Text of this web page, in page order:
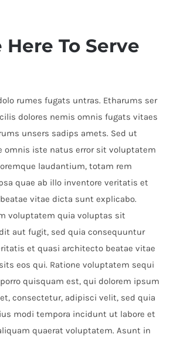
Here To Serve
rumes fugats untras. Etharums ser
dolores nemis omnis fugats vitaes
unsers sadips amets. Sed ut
omnis iste natus error sit voluptatem
laudantium, totam rem
quae ab illo inventore veritatis et
vitae dicta sunt explicabo.
voluptatem quia voluptas sit
aut fugit, sed quia consequuntur
et quasi architecto beatae vitae
eos qui. Ratione voluptatem sequi
quisquam est, qui dolorem ipsum
consectetur, adipisci velit, sed quia
modi tempora incidunt ut labore et
quaerat voluptatem. Asunt in